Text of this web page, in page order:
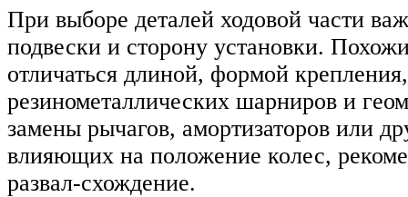
При выборе деталей ходовой части
подвески и сторону установки.
отличаться длиной, формой
резинометаллических шарниров и
замены рычагов, амортизаторов или
влияющих на положение колес,
развал-схождение.